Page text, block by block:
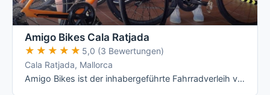
Amigo Bikes Cala Ratjada
★★★★★
★★★★★ 5,0 (3 Bewertungen)
Cala Ratjada, Mallorca
Amigo Bikes ist der inhabergeführte Fahrradverleih von Marc Laubinger in Cala Ratjada – mit einer fast reinen Orbea-Flotte vom …